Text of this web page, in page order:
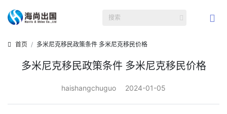
首页 多米尼克移民政策条件 多米尼克移民价格
多米尼克移民政策条件 多米尼克移民价格
haishangchuguo 2024-01-05